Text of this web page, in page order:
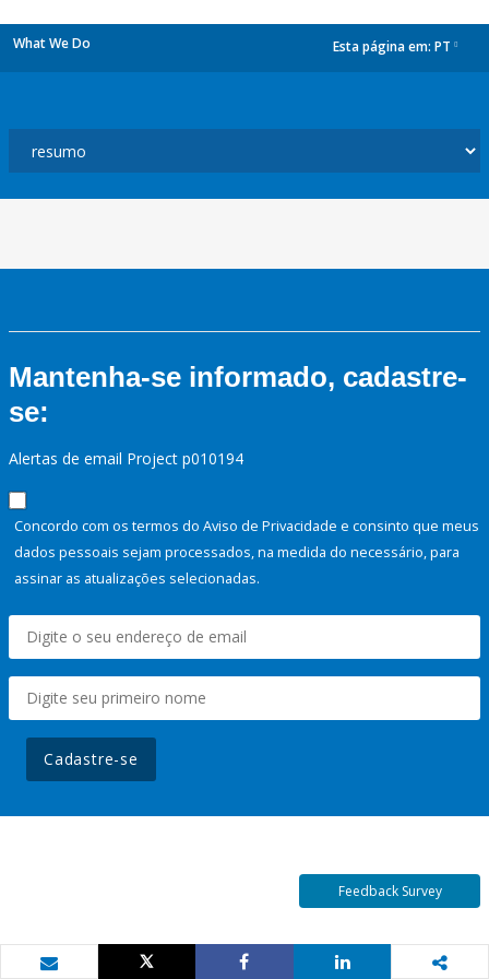
What We Do Esta página em: PT
Mantenha-se informado, cadastre-
se:
Alertas de email Project p010194
Concordo com os termos do Aviso de Privacidade e consinto que meus
dados pessoais sejam processados, na medida do necessário, para
assinar as atualizações selecionadas.
Cadastre-se
Feedback Survey